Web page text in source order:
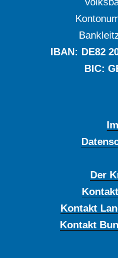
IBAN: DE‍82
BIC:
Der
Kontakt
Kontakt